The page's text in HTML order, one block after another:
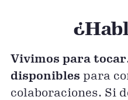
Vivimos para tocar
disponibles para
colaboraciones. Si